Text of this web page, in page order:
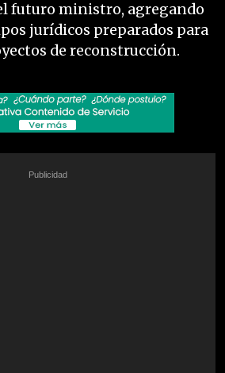
futuro ministro, agregando
jurídicos preparados para
de reconstrucción.